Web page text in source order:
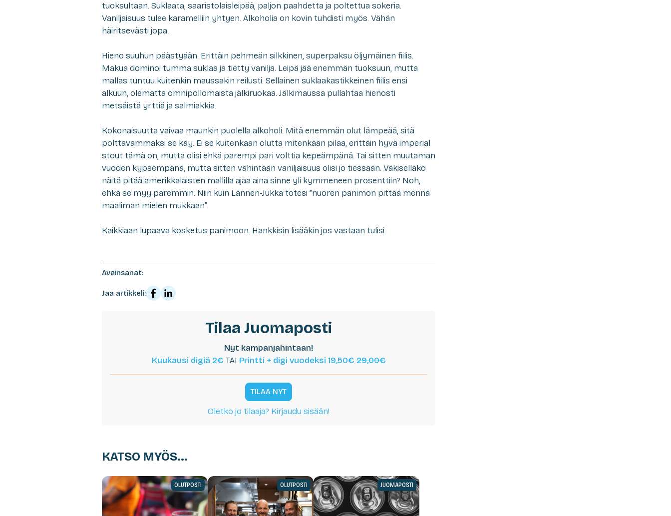
tuoksultaan. Suklaata, saaristolaisleipää, paljon paahdetta ja poltettua sokeria.
Vaniljaisuus tulee karamelliin yhtyen. Alkoholia on kovin tuhdisti myös. Vähän
häiritsevästi jopa.
Hieno suuhun päästyään. Erittäin pehmeän silkkinen, superpaksu öljymäinen fiilis.
Makua dominoi tumma suklaa ja tietty vanilja. Leipä jää enemmän tuoksuun, mutta
mallas tuntuu kuitenkin maussakin reilusti. Sellainen suklaakastikkeinen fiilis ensi
alkuun, olematta omnipollomaista jälkiruokaa. Jälkimaussa pullahtaa hienosti
metsäistä yrttiä ja salmiakkia.
Kokonaisuutta vaivaa maunkin puolella alkoholi. Mitä enemmän olut lämpeää, sitä
polttavammaksi se käy. Ei se kuitenkaan olutta mitenkään pilaa, erittäin hyvä imperial
stout tämä on, mutta olisi ehkä parempi pari volttia kepeämpänä. Tai sitten muutaman
vuoden kypsempänä, mutta sitten vähintään vaniljaisuus olisi jo tiessään. Väkiselläkö
näitä pitää amerikkalaisten mallilla ajaa aina sinne yli kymmeneen prosenttiin? Noh,
ehkä se myy paremmin. Niin kuin Lännen-Jukka totesi ”nuoren panimon pittää mennä
maaliman mielen mukkaan”.
Kaikkiaan lupaava kosketus panimoon. Hankkisin lisääkin jos vastaan tulisi.
Avainsanat:
Jaa artikkeli:
Tilaa Juomaposti
Nyt kampanjahintaan!
Kuukausi digiä 2€ TAI Printti + digi vuodeksi 19,50€29,00€
TILAA NYT
Oletko jo tilaaja? Kirjaudu sisään!
KATSO MYÖS...
OLUTPOSTI OLUTPOSTI JUOMAPOSTI